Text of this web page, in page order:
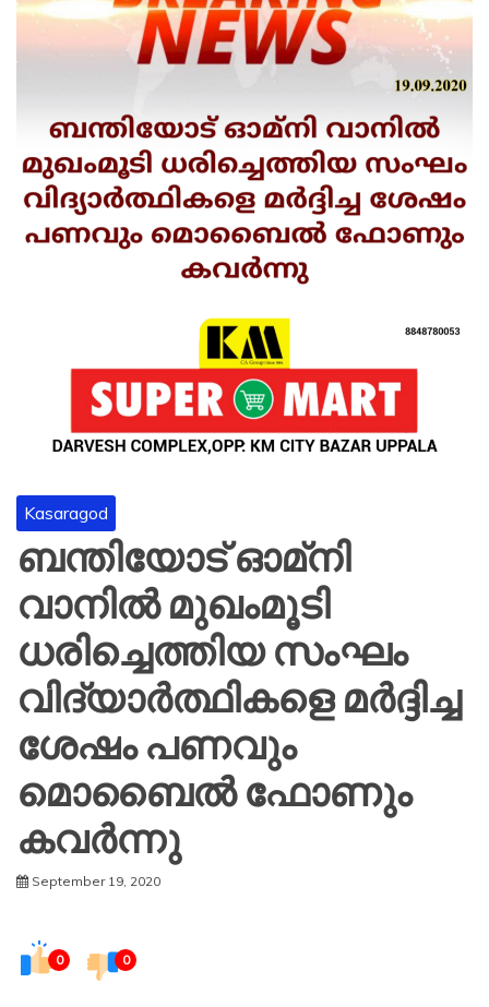
Kasaragod
ബന്തിയോട് ഓമ്‌നി
വാനില്‍ മുഖംമൂടി
ധരിച്ചെത്തിയ സംഘം
വിദ്യാര്‍ത്ഥികളെ മർദ്ദിച്ച
ശേഷം പണവും
മൊബൈല്‍ ഫോണും
കവര്‍ന്നു
September 19, 2020
0 0